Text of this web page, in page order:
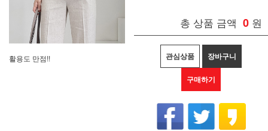
활용도 만점!!
총 상품 금액 0 원
관심상품 장바구니
구매하기